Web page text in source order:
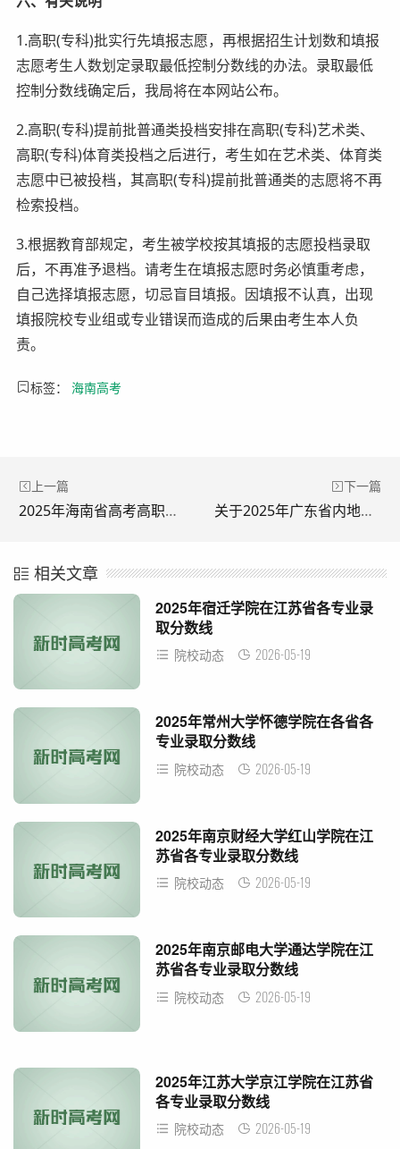
1.高职(专科)批实行先填报志愿，再根据招生计划数和填报
志愿考生人数划定录取最低控制分数线的办法。录取最低
控制分数线确定后，我局将在本网站公布。
2.高职(专科)提前批普通类投档安排在高职(专科)艺术类、
高职(专科)体育类投档之后进行，考生如在艺术类、体育类
志愿中已被投档，其高职(专科)提前批普通类的志愿将不再
检索投档。
3.根据教育部规定，考生被学校按其填报的志愿投档录取
后，不再准予退档。请考生在填报志愿时务必慎重考虑，
自己选择填报志愿，切忌盲目填报。因填报不认真，出现
填报院校专业组或专业错误而造成的后果由考生本人负
责。
标签： 海南高考
上一篇
2025年海南省高考高职（专科）批录取院校填报志愿时间
下一篇
关于2025年广东省内地高校招收香港中学文凭考试学生征集志愿的通知
相关文章
2025年宿迁学院在江苏省各专业录
取分数线
院校动态 2026-05-19
2025年常州大学怀德学院在各省各
专业录取分数线
院校动态 2026-05-19
2025年南京财经大学红山学院在江
苏省各专业录取分数线
院校动态 2026-05-19
2025年南京邮电大学通达学院在江
苏省各专业录取分数线
院校动态 2026-05-19
2025年江苏大学京江学院在江苏省
各专业录取分数线
院校动态 2026-05-19